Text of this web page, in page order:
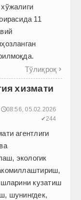
11
Тўлиқроқ 
хизмати
🕔08:56, 05.02.2026
✔244
агентлиги
экологик
кузатиш
шунингдек,